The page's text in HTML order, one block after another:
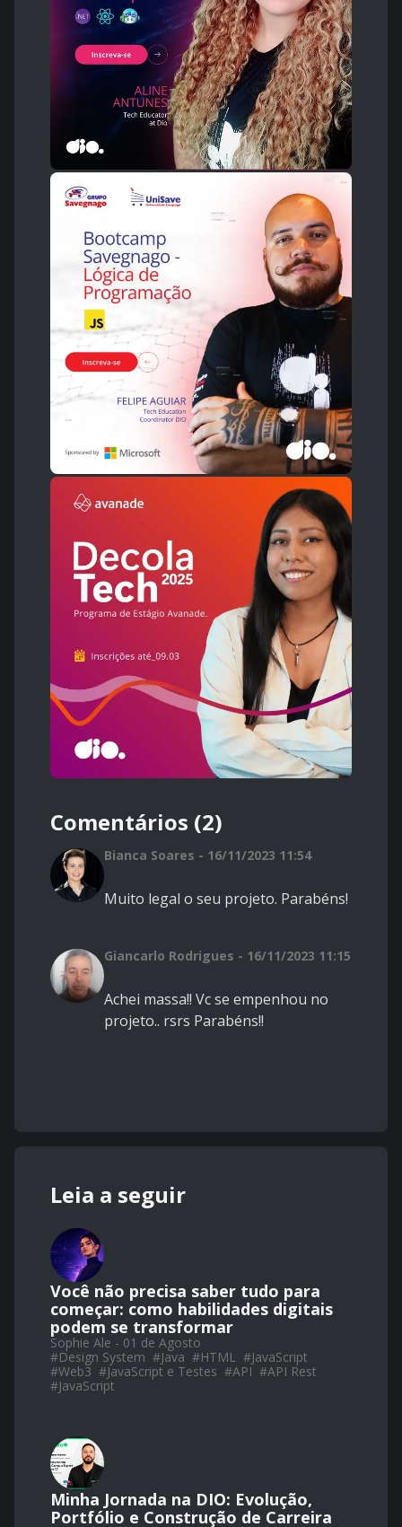
Comentários (2)
Bianca Soares - 16/11/2023 11:54
Muito legal o seu projeto. Parabéns!
Giancarlo Rodrigues - 16/11/2023 11:15
Achei massa!! Vc se empenhou no
projeto.. rsrs Parabéns!!
Leia a seguir
Você não precisa saber tudo para
começar: como habilidades digitais
podem se transformar
Sophie Ale - 01 de Agosto
#Design System #Java #HTML #JavaScript
#Web3 #JavaScript e Testes #API #API Rest
#JavaScript
Minha Jornada na DIO: Evolução,
Portfólio e Construção de Carreira